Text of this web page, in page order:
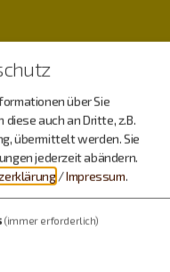
über Sie
auch an Dritte, z.B.
übermittelt werden. Sie
jederzeit abändern.
/Impressum.
(immer erforderlich)